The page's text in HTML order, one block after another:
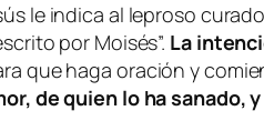
le indica al leproso
por Moisés”. La
que haga oración y
de quien lo ha sanado,